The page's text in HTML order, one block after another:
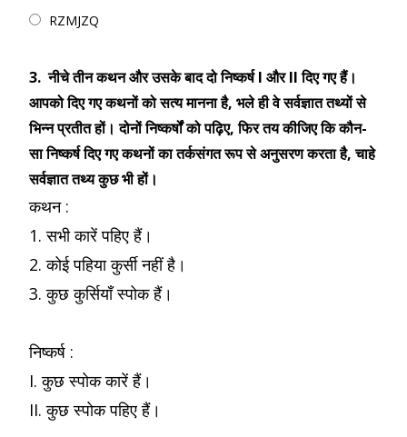
RZMJZQ
3. नीचे तीन कथन और उसके बाद दो निष्कर्ष I और II दिए गए हैं।
आपको दिए गए कथनों को सत्य मानना है, भले ही वे सर्वज्ञात तथ्यों से
भिन्न प्रतीत हों। दोनों निष्कर्षों को पढ़िए, फिर तय कीजिए कि कौन-
सा निष्कर्ष दिए गए कथनों का तर्कसंगत रूप से अनुसरण करता है, चाहे
सर्वज्ञात तथ्य कुछ भी हों।
कथन :
1. सभी कारें पहिए हैं।
2. कोई पहिया कुर्सी नहीं है।
3. कुछ कुर्सियाँ स्पोक हैं।
निष्कर्ष :
I. कुछ स्पोक कारें हैं।
II. कुछ स्पोक पहिए हैं।